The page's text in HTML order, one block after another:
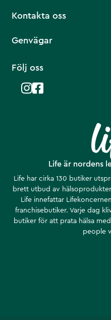
Life är nordens
Life har cirka 130 butiker
brett utbud av
Life innefattar
franchisebutiker. Varje dag
butiker för att prata hälsa
people
Kontakta oss
Genvägar
Följ oss